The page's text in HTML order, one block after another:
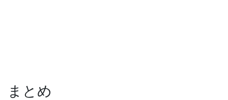
まとめ